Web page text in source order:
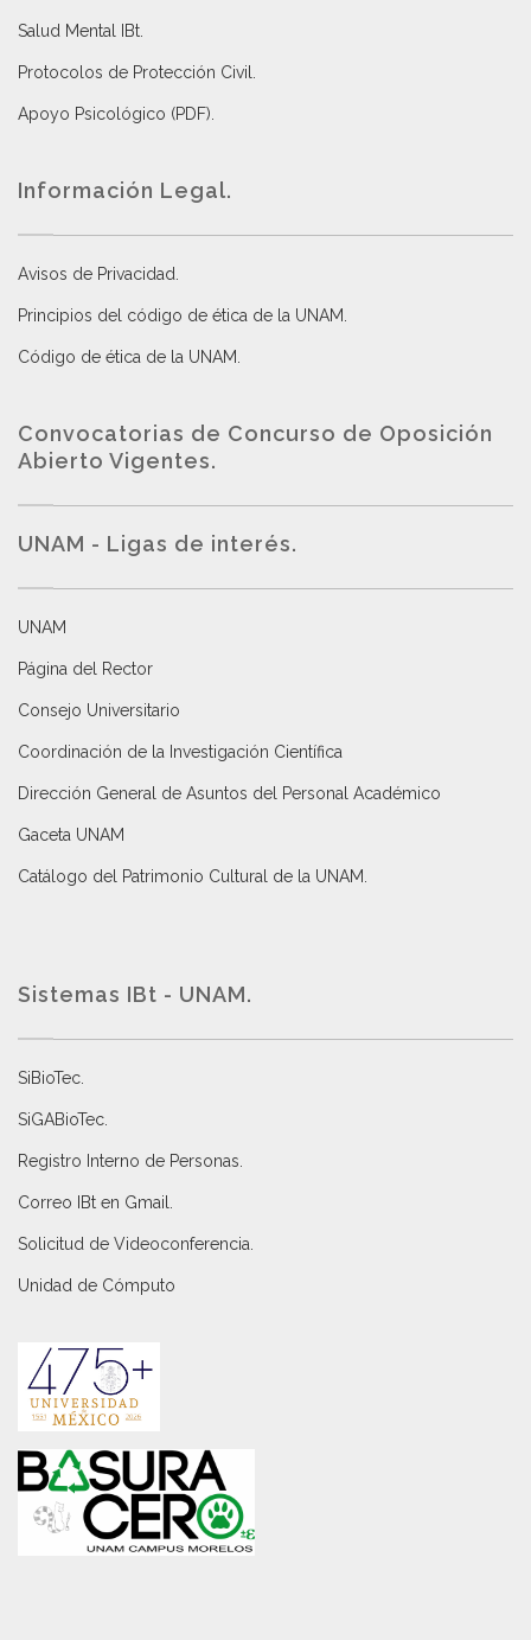
Salud Mental IBt
Protocolos de Protección Civil
Apoyo Psicológico (PDF)
Información Legal.
Avisos de Privacidad
Principios del código de ética de la UNAM
Código de ética de la UNAM
Convocatorias de Concurso de Oposición
Abierto Vigentes.
UNAM - Ligas de interés.
UNAM
Página del Rector
Consejo Universitario
Coordinación de la Investigación Científica
Dirección General de Asuntos del Personal Académico
Gaceta UNAM
Catálogo del Patrimonio Cultural de la UNAM.
Sistemas IBt - UNAM.
SiBioTec
SiGABioTec.
Registro Interno de Personas
Correo IBt en Gmail
Solicitud de Videoconferencia.
Unidad de Cómputo